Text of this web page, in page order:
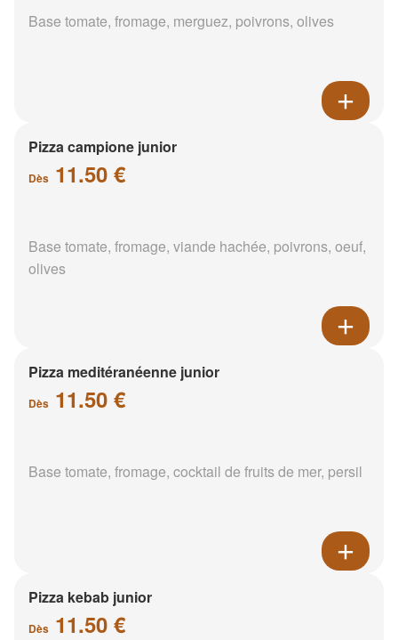
Base tomate, fromage, merguez, poivrons, olives
Pizza campione junior
Dès 11.50 €
Base tomate, fromage, viande hachée, poivrons, oeuf,
olives
Pizza meditéranéenne junior
Dès 11.50 €
Base tomate, fromage, cocktail de fruits de mer, persil
Pizza kebab junior
Dès 11.50 €